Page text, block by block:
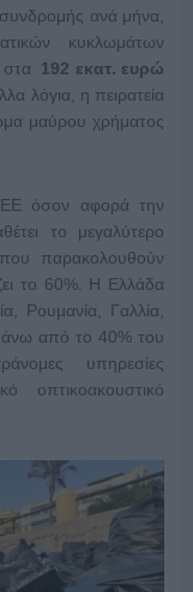
συνδρομής ανά μήνα,
κυκλωμάτων
στα 192 εκατ. ευρώ
λόγια, η πειρατεία
μαύρου χρήματος
ΕΕ όσον αφορά την
το μεγαλύτερο
παρακολουθούν
το 60%. Η Ελλάδα
Ρουμανία, Γαλλία,
από το 40% του
υπηρεσίες
οπτικοακουστικό